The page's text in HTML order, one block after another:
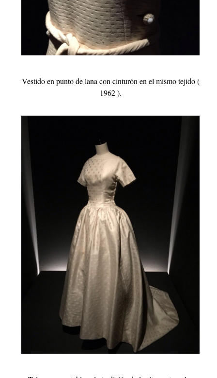
Vestido en punto de lana con cinturón en el mismo tejido (
1962 ).